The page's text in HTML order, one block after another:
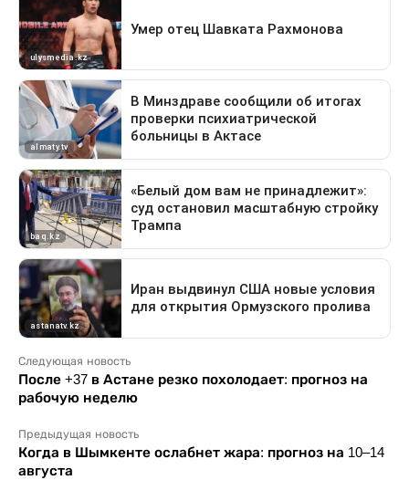
Следующая новость
После +37 в Астане резко похолодает: прогноз на
рабочую неделю
Предыдущая новость
Когда в Шымкенте ослабнет жара: прогноз на 10–14
августа